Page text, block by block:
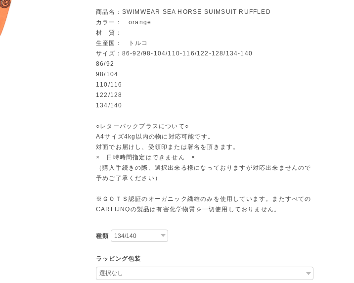
商品名：SWIMWEAR SEA HORSE SUIMSUIT RUFFLED
カラー： orange
材 質：
生産国： トルコ
サイズ：86-92/98-104/110-116/122-128/134-140
86/92
98/104
110/116
122/128
134/140
○レターパックプラスについて○
A4サイズ4kg以内の物に対応可能です。
対面でお届けし、受領印または署名を頂きます。
× 日時時間指定はできません ×
（購入手続きの際、選択出来る様になっておりますが対応出来ませんので
予めご了承ください）
※ＧＯＴＳ認証のオーガニック繊維のみを使用しています。またすべての
CARLIJNQの製品は有害化学物質を一切使用しておりません。
種類
ラッピング包装